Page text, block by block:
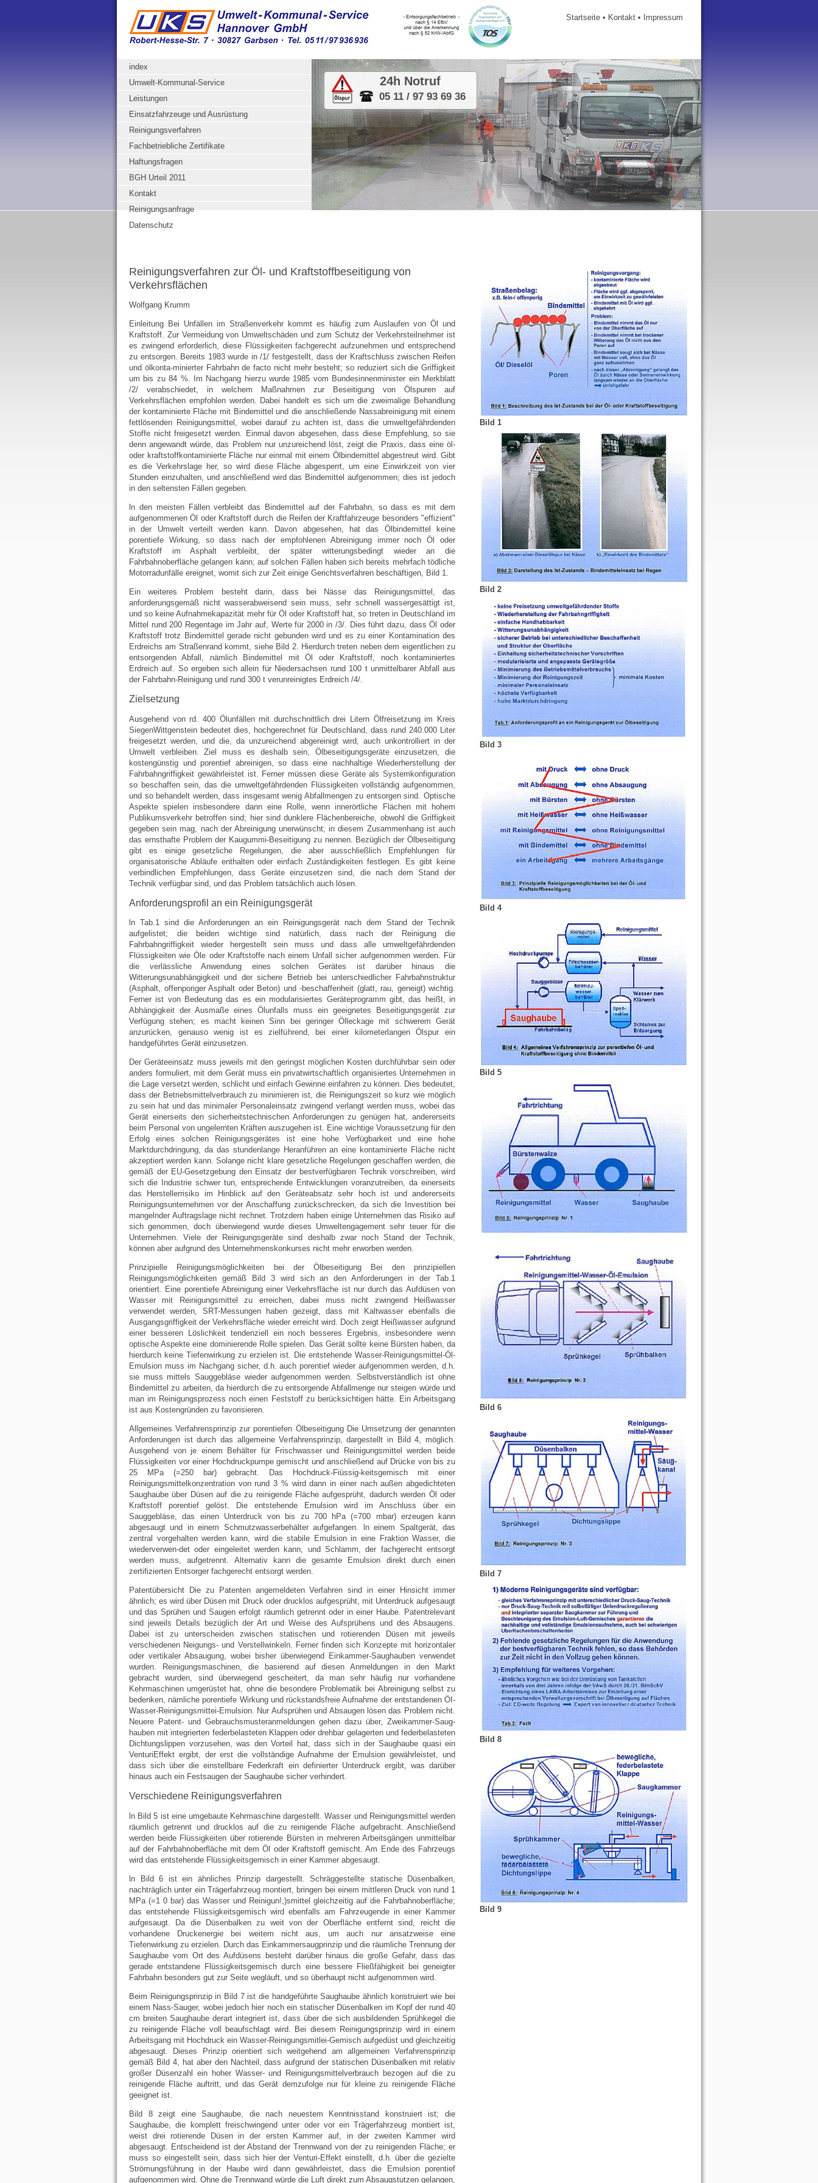
Startseite • Kontakt • Impressum
index
Umwelt-Kommunal-Service
Leistungen
Einsatzfahrzeuge und Ausrüstung
Reinigungsverfahren
Fachbetriebliche Zertifikate
Haftungsfragen
BGH Urteil 2011
Kontakt
Reinigungsanfrage
Datenschutz
24h Notruf
05 11 / 97 93 69 36
Reinigungsverfahren zur Öl- und Kraftstoffbeseitigung von
Verkehrsflächen
Wolfgang Krumm
Einleitung Bei Unfällen im Straßenverkehr kommt es häufig zum Auslaufen von Öl und
Kraftstoff. Zur Vermeidung von Umweltschäden und zum Schutz der Verkehrsteilnehmer ist
es zwingend erforderlich, diese Flüssigkeiten fachgerecht aufzunehmen und entsprechend
zu entsorgen. Bereits 1983 wurde in /1/ festgestellt, dass der Kraftschluss zwischen Reifen
und ölkonta-minierter Fahrbahn de facto nicht mehr besteht; so reduziert sich die Griffigkeit
um bis zu 84 %. Im Nachgang hierzu wurde 1985 vom Bundesinnenminister ein Merkblatt
/2/ verabschiedet, in welchem Maßnahmen zur Beseitigung von Ölspuren auf
Verkehrsflächen empfohlen werden. Dabei handelt es sich um die zweimalige Behandlung
der kontaminierte Fläche mit Bindemittel und die anschließende Nassabreinigung mit einem
fettlösenden Reinigungsmittel, wobei darauf zu achten ist, dass die umweltgefährdenden
Stoffe nicht freigesetzt werden. Einmal davon abgesehen, dass diese Empfehlung, so sie
denn angewandt würde, das Problem nur unzureichend löst, zeigt die Praxis, dass eine öl-
oder kraftstoffkontaminierte Fläche nur einmal mit einem Ölbindemittel abgestreut wird. Gibt
es die Verkehrslage her, so wird diese Fläche abgesperrt, um eine Einwirkzeit von vier
Stunden einzuhalten, und anschließend wird das Bindemittel aufgenommen; dies ist jedoch
in den seltensten Fällen gegeben.
ln den meisten Fällen verbleibt das Bindemittel auf der Fahrbahn, so dass es mit dem
aufgenommenen Öl oder Kraftstoff durch die Reifen der Kraftfahrzeuge besonders "effizient"
in der Umwelt verteilt werden kann. Davon abgesehen, hat das Ölbindemittel keine
porentiefe Wirkung, so dass nach der empfohlenen Abreinigung immer noch Öl oder
Kraftstoff im Asphalt verbleibt, der später witterungsbedingt wieder an die
Fahrbahnoberfläche gelangen kann; auf solchen Fällen haben sich bereits mehrfach tödliche
Motorradunfälle ereignet, womit sich zur Zeit einige Gerichtsverfahren beschäftigen, Bild 1.
Ein weiteres Problem besteht darin, dass bei Nässe das Reinigungsmittel, das
anforderungsgemäß nicht wasserabweisend sein muss, sehr schnell wassergesättigt ist,
und so keine Aufnahmekapazität mehr für Öl oder Kraftstoff hat, so treten in Deutschland im
Mittel rund 200 Regentage im Jahr auf, Werte für 2000 in /3/. Dies führt dazu, dass Öl oder
Kraftstoff trotz Bindemittel gerade nicht gebunden wird und es zu einer Kontamination des
Erdreichs am Straßenrand kommt, siehe Bild 2. Hierdurch treten neben dem eigentlichen zu
entsorgenden Abfall, nämlich Bindemittel mit Öl oder Kraftstoff, noch kontaminiertes
Erdreich auf. So ergeben sich allein für Niedersachsen rund 100 t unmittelbarer Abfall aus
der Fahrbahn-Reinigung und rund 300 t verunreinigtes Erdreich /4/.
Zielsetzung
Ausgehend von rd. 400 Ölunfällen mit durchschnittlich drei Litern Ölfreisetzung im Kreis
SiegenWittgenstein bedeutet dies, hochgerechnet für Deutschland, dass rund 240.000 Liter
freigesetzt werden, und die, da unzureichend abgereinigt wird, auch unkontrolliert in der
Umwelt verbleiben. Ziel muss es deshalb sein, Ölbeseitigungsgeräte einzusetzen, die
kostengünstig und porentief abreinigen, so dass eine nachhaltige Wiederherstellung der
Fahrbahngriffigkeit gewährleistet ist. Ferner müssen diese Geräte als Systemkonfiguration
so beschaffen sein, das die umweltgefährdenden Flüssigkeiten vollständig aufgenommen,
und so behandelt werden, dass insgesamt wenig Abfallmengen zu entsorgen sind. Optische
Aspekte spielen insbesondere dann eine Rolle, wenn innerörtliche Flächen mit hohem
Publikumsverkehr betroffen sind; hier sind dunklere Flächenbereiche, obwohl die Griffigkeit
gegeben sein mag, nach der Abreinigung unerwünscht; in diesem Zusammenhang ist auch
das ernsthafte Problem der Kaugummi-Beseitigung zu nennen. Bezüglich der Ölbeseitigung
gibt es einige gesetzliche Regelungen, die aber ausschließlich Empfehlungen für
organisatorische Abläufe enthalten oder einfach Zuständigkeiten festlegen. Es gibt keine
verbindlichen Empfehlungen, dass Geräte einzusetzen sind, die nach dem Stand der
Technik verfügbar sind, und das Problem tatsächlich auch lösen.
Anforderungsprofil an ein Reinigungsgerät
ln Tab.1 sind die Anforderungen an ein Reinigungsgerät nach dem Stand der Technik
aufgelistet; die beiden wichtige sind natürlich, dass nach der Reinigung die
Fahrbahngriffigkeit wieder hergestellt sein muss und dass alle umweltgefährdenden
Flüssigkeiten wie Öle oder Kraftstoffe nach einem Unfall sicher aufgenommen werden. Für
die verlässliche Anwendung eines solchen Gerätes ist darüber hinaus die
Witterungsunabhängigkeit und der sichere Betrieb bei unterschiedlicher Fahrbahnstruktur
(Asphalt, offenporiger Asphalt oder Beton) und -beschaffenheit (glatt, rau, geneigt) wichtig.
Ferner ist von Bedeutung das es ein modularisiertes Geräteprogramm gibt, das heißt, in
Abhängigkeit der Ausmaße eines Ölunfalls muss ein geeignetes Beseitigungsgerät zur
Verfügung stehen; es macht keinen Sinn bei geringer Ölleckage mit schwerem Gerät
anzurücken, genauso wenig ist es zielführend, bei einer kilometerlangen Ölspur ein
handgeführtes Gerät einzusetzen.
Der Geräteeinsatz muss jeweils mit den geringst möglichen Kosten durchführbar sein oder
anders formuliert, mit dem Gerät muss ein privatwirtschaftlich organisiertes Unternehmen in
die Lage versetzt werden, schlicht und einfach Gewinne einfahren zu können. Dies bedeutet,
dass der Betriebsmittelverbrauch zu minimieren ist, die Reinigungszeit so kurz wie möglich
zu sein hat und das minimaler Personaleinsatz zwingend verlangt werden muss, wobei das
Gerät einerseits den sicherheitstechnischen Anforderungen zu genügen hat, andererseits
beim Personal von ungelernten Kräften auszugehen ist. Eine wichtige Voraussetzung für den
Erfolg eines solchen Reinigungsgerätes ist eine hohe Verfügbarkeit und eine hohe
Marktdurchdringung, da das stundenlange Heranführen an eine kontaminierte Fläche nicht
akzeptiert werden kann. Solange nicht klare gesetzliche Regelungen geschaffen werden, die
gemäß der EU-Gesetzgebung den Einsatz der bestverfügbaren Technik vorschreiben, wird
sich die Industrie schwer tun, entsprechende Entwicklungen voranzutreiben, da einerseits
das Herstellerrisiko im Hinblick auf den Geräteabsatz sehr hoch ist und andererseits
Reinigungsunternehmen vor der Anschaffung zurückschrecken, da sich die Investition bei
mangelnder Auftragslage nicht rechnet. Trotzdem haben einige Unternehmen das Risiko auf
sich genommen, doch überwiegend wurde dieses Umweltengagement sehr teuer für die
Unternehmen. Viele der Reinigungsgeräte sind deshalb zwar noch Stand der Technik,
können aber aufgrund des Unternehmenskonkurses nicht mehr erworben werden.
Prinzipielle Reinigungsmöglichkeiten bei der Ölbeseitigung Bei den prinzipiellen
Reinigungsmöglichkeiten gemäß Bild 3 wird sich an den Anforderungen in der Tab.1
orientiert. Eine porentiefe Abreinigung einer Verkehrsfläche ist nur durch das Aufdüsen von
Wasser mit Reinigungsmittel zu erreichen, dabei muss nicht zwingend Heißwasser
verwendet werden, SRT-Messungen haben gezeigt, dass mit Kaltwasser ebenfalls die
Ausgangsgriffigkeit der Verkehrsfläche wieder erreicht wird. Doch zeigt Heißwasser aufgrund
einer besseren Löslichkeit tendenziell ein noch besseres Ergebnis, insbesondere wenn
optische Aspekte eine dominierende Rolle spielen. Das Gerät sollte keine Bürsten haben, da
hierdurch keine Tiefenwirkung zu erzielen ist. Die entstehende Wasser-Reinigungsmittel-Öl-
Emulsion muss im Nachgang sicher, d.h. auch porentief wieder aufgenommen werden, d.h.
sie muss mittels Sauggebläse wieder aufgenommen werden. Selbstverständlich ist ohne
Bindemittel zu arbeiten, da hierdurch die zu entsorgende Abfallmenge nur steigen würde und
man im Reinigungsprozess noch einen Feststoff zu berücksichtigen hätte. Ein Arbeitsgang
ist aus Kostengründen zu favorisieren.
Allgemeines Verfahrensprinzip zur porentiefen Ölbeseitigung Die Umsetzung der genannten
Anforderungen ist durch das allgemeine Verfahrensprinzip, dargestellt in Bild 4, möglich.
Ausgehend von je einem Behälter für Frischwasser und Reinigungsmittel werden beide
Flüssigkeiten vor einer Hochdruckpumpe gemischt und anschließend auf Drücke von bis zu
25 MPa (=250 bar) gebracht. Das Hochdruck-Fiüssig-keitsgemisch mit einer
Reinigungsmittelkonzentration von rund 3 % wird dann in einer nach außen abgedichteten
Saughaube über Düsen auf die zu reinigende Fläche aufgesprüht, dadurch werden Öl oder
Kraftstoff porentief gelöst. Die entstehende Emulsion wird im Anschluss über ein
Sauggebläse, das einen Unterdruck von bis zu 700 hPa (=700 mbar) erzeugen kann
abgesaugt und in einem Schmutzwasserbehälter aufgefangen. ln einem Spaltgerät, das
zentral vorgehalten werden kann, wird die stabile Emulsion in eine Fraktion Wasser, die
wiederverwen-det oder eingeleitet werden kann, und Schlamm, der fachgerecht entsorgt
werden muss, aufgetrennt. Alternativ kann die gesamte Emulsion direkt durch einen
zertifizierten Entsorger fachgerecht entsorgt werden.
Patentübersicht Die zu Patenten angemeldeten Verfahren sind in einer Hinsicht immer
ähnlich; es wird über Düsen mit Druck oder drucklos aufgesprüht, mit Unterdruck aufgesaugt
und das Sprühen und Saugen erfolgt räumlich getrennt oder in einer Haube. Patentrelevant
sind jeweils Details bezüglich der Art und Weise des Aufsprühens und des Absaugens.
Dabei ist zu unterscheiden zwischen statischen und rotierenden Düsen mit jeweils
verschiedenen Neigungs- und Verstellwinkeln. Ferner finden sich Konzepte mit horizontaler
oder vertikaler Absaugung, wobei bisher überwiegend Einkammer-Saughauben verwendet
wurden. Reinigungsmaschinen, die basierend auf diesen Anmeldungen in den Markt
gebracht wurden, sind überwiegend gescheitert, da man sehr häufig nur vorhandene
Kehrmaschinen umgerüstet hat, ohne die besondere Problematik bei Abreinigung selbst zu
bedenken, nämliche porentiefe Wirkung und rückstandsfreie Aufnahme der entstandenen ÖI-
Wasser-Reinigungsmittei-Emulsion. Nur Aufsprühen und Absaugen lösen das Problem nicht.
Neuere Patent- und Gebrauchsmusteranmeldungen gehen dazu über, Zweikammer-Saug-
hauben mit integrierten federbelasteten Klappen oder drehbar gelagerten und federbelasteten
Dichtungslippen vorzusehen, was den Vorteil hat, dass sich in der Saughaube quasi ein
VenturiEffekt ergibt, der erst die vollständige Aufnahme der Emulsion gewährleistet, und
dass sich über die einstellbare Federkraft ein definierter Unterdruck ergibt, was darüber
hinaus auch ein Festsaugen der Saughaube sicher verhindert.
Verschiedene Reinigungsverfahren
ln Bild 5 ist eine umgebaute Kehrmaschine dargestellt. Wasser und Reinigungsmittel werden
räumlich getrennt und drucklos auf die zu reinigende Fläche aufgebracht. Anschließend
werden beide Flüssigkeiten über rotierende Bürsten in mehreren Arbeitsgängen unmittelbar
auf der Fahrbahnoberfläche mit dem Öl oder Kraftstoff gemischt. Am Ende des Fahrzeugs
wird das entstehende Flüssigkeitsgemisch in einer Kammer abgesaugt.
ln Bild 6 ist ein ähnliches Prinzip dargestellt. Schräggestellte statische Düsenbalken,
nachträglich unter ein Trägerfahrzeug montiert, bringen bei einem mittleren Druck von rund 1
MPa (=1 0 bar) das Wasser und Reinigun!;)smittel gleichzeitig auf die Fahrbahnoberfläche;
das entstehende Flüssigkeitsgemisch wird ebenfalls am Fahrzeugende in einer Kammer
aufgesaugt. Da die Düsenbalken zu weit von der Oberfläche entfernt sind, reicht die
vorhandene Druckenergie bei weitem nicht aus, um auch nur ansatzweise eine
Tiefenwirkung zu erzielen. Durch das Einkammersaugprinzip und die räumliche Trennung der
Saughaube vom Ort des Aufdüsens besteht darüber hinaus die große Gefahr, dass das
gerade entstandene Flüssigkeitsgemisch durch eine bessere Fließfähigkeit bei geneigter
Fahrbahn besonders gut zur Seite wegläuft, und so überhaupt nicht aufgenommen wird.
Beim Reinigungsprinzip in Bild 7 ist die handgeführte Saughaube ähnlich konstruiert wie bei
einem Nass-Sauger, wobei jedoch hier noch ein statischer Düsenbalken im Kopf der rund 40
cm breiten Saughaube derart integriert ist, dass über die sich ausbildenden Sprühkegel die
zu reinigende Fläche voll beaufschlagt wird. Bei diesem Reinigungsprinzip wird in einem
Arbeitsgang mit Hochdruck ein Wasser-Reinigungsmitlei-Gemisch aufgedüst und gleichzeitig
abgesaugt. Dieses Prinzip orientiert sich weitgehend am allgemeinen Verfahrensprinzip
gemäß Bild 4, hat aber den Nachteil, dass aufgrund der statischen Düsenbalken mit relativ
großer Düsenzahl ein hoher Wasser- und Reinigungsmittelverbrauch bezogen auf die zu
reinigende Fläche auftritt, und das Gerät demzufolge nur für kleine zu reinigende Fläche
geeignet ist.
Bild 8 zeigt eine Saughaube, die nach neuestem Kenntnisstand konstruiert ist; die
Saughaube, die komplett freischwingend unter oder vor ein Trägerfahrzeug montiert ist,
weist drei rotierende Düsen in der ersten Kammer auf, in der zweiten Kammer wird
abgesaugt. Entscheidend ist der Abstand der Trennwand von der zu reinigenden Fläche; er
muss so eingestellt sein, dass sich hier der Venturi-Effekt einstellt, d.h. über die gezielte
Strömungsführung in der Haube wird dann gewährleistet, dass die Emulsion porentief
aufgenommen wird. Ohne die Trennwand würde die Luft direkt zum Absaugstutzen gelangen,
Bild 1
Bild 2
Bild 3
Bild 4
Bild 5
Bild 6
Bild 7
Bild 8
Bild 9